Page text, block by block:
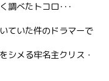
調べたトコロ･･･
ていた件のドラマーで
シメる牢名主クリス・